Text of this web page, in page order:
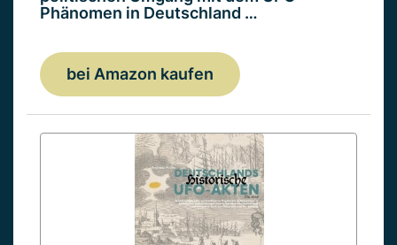
Phänomen in Deutschland …
bei Amazon kaufen